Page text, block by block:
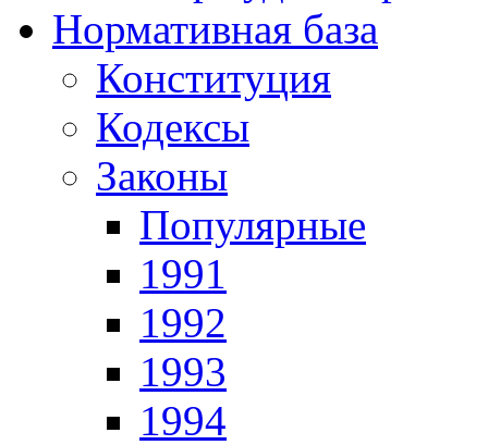
Нормативная база
Конституция
Кодексы
Законы
Популярные
1991
1992
1993
1994